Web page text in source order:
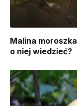
Malina
o niej wiedzieć?